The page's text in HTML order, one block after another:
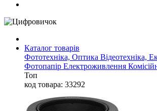
Каталог товарів
Фототехніка, Оптика Відеотехніка,
Фотопапір Електроживлення
Топ
код товара: 33292